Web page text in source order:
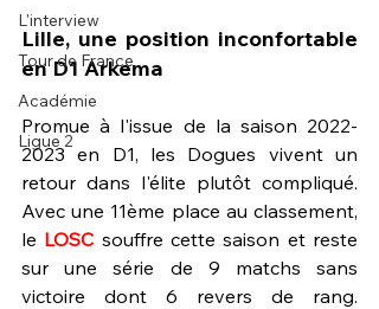
L'interview
Tour de France
Académie
Ligue 2
Lille, une position inconfortable
en D1 Arkema
Promue à l'issue de la saison 2022-
2023 en D1, les Dogues vivent un
retour dans l'élite plutôt compliqué.
le LOSC souffre cette saison et reste
sur une série de 9 matchs sans
victoire dont 6 revers de rang.